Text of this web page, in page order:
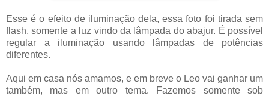
Esse é o efeito de iluminação dela, essa foto foi tirada sem
flash, somente a luz vindo da lâmpada do abajur. É possível
regular a iluminação usando lâmpadas de potências
diferentes.
Aqui em casa nós amamos, e em breve o Leo vai ganhar um
também, mas em outro tema. Fazemos somente sob